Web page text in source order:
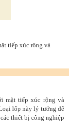
tiếp xúc rộng và
mặt tiếp xúc rộng và
lốp này lý tưởng để
thiết bị công nghiệp